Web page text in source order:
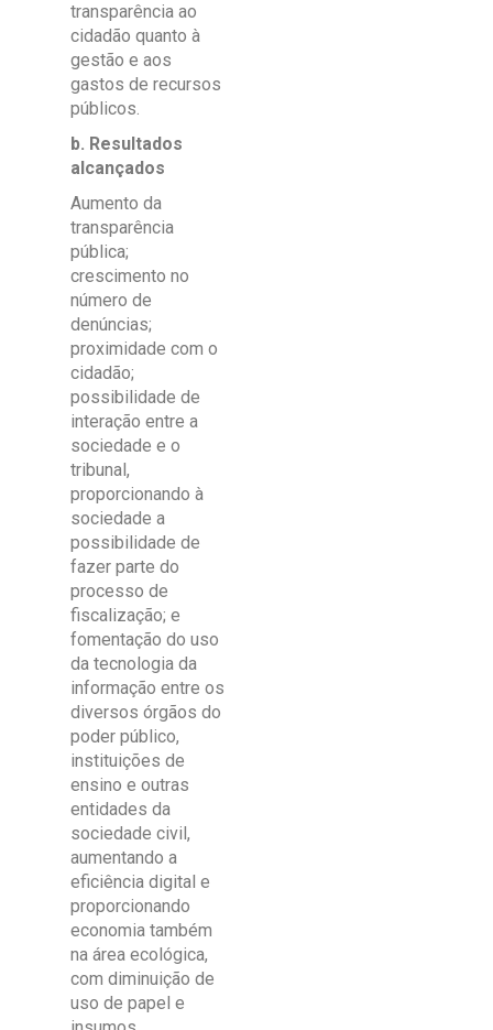
transparência ao
cidadão quanto à
gestão e aos
gastos de recursos
públicos.
b. Resultados
alcançados
Aumento da
transparência
pública;
crescimento no
número de
denúncias;
proximidade com o
cidadão;
possibilidade de
interação entre a
sociedade e o
tribunal,
proporcionando à
sociedade a
possibilidade de
fazer parte do
processo de
fiscalização; e
fomentação do uso
da tecnologia da
informação entre os
diversos órgãos do
poder público,
instituições de
ensino e outras
entidades da
sociedade civil,
aumentando a
eficiência digital e
proporcionando
economia também
na área ecológica,
com diminuição de
uso de papel e